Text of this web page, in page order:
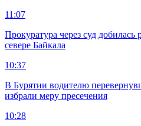
11:07
Прокуратура через суд добилась
севере Байкала
10:37
В Бурятии водителю
избрали меру пресечения
10:28